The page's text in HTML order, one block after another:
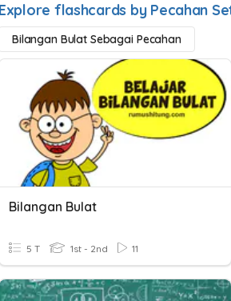
Explore flashcards by Pecahan
Bilangan Bulat Sebagai Pecahan
Bilangan Bulat
5 T 1st - 2nd 11